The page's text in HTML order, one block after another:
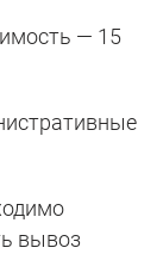
— 15
вывоз